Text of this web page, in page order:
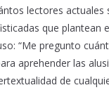
lectores actuales
que plantean
“Me pregunto
aprehender las
de